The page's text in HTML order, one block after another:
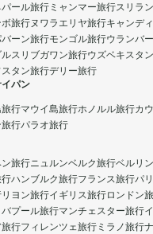
パール旅行 ミャンマー旅行スリラ
旅行ヌワラエリヤ旅行キャンデ
ーン旅行モンゴル旅行ウランバ
スリブガワン旅行ウズベキスタ
タン旅行デリー旅行
パン
行マウイ島旅行ホノルル旅行カ
行パラオ旅行
ン旅行ニュルンベルク旅行ベルリ
ハンブルク旅行フランス旅行パ
リヨン旅行イギリス旅行ロンドン
バプール旅行マンチェスター旅行
行フィレンツェ旅行 ミラノ旅行